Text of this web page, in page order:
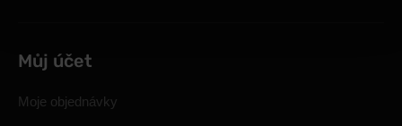
Můj účet
Moje objednávky